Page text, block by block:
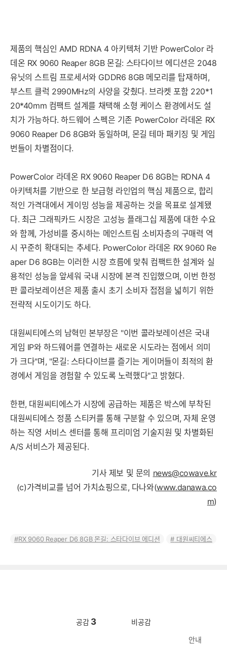
제품의 핵심인 AMD RDNA 4 아키텍처 기반 PowerColor 라
데온 RX 9060 Reaper 8GB 몬길: 스타다이브 에디션은 2048
유닛의 스트림 프로세서와 GDDR6 8GB 메모리를 탑재하며,
부스트 클럭 2990MHz의 사양을 갖췄다. 브라켓 포함 220*1
20*40mm 컴팩트 설계를 채택해 소형 케이스 환경에서도 설
치가 가능하다. 하드웨어 스펙은 기존 PowerColor 라데온 RX
9060 Reaper D6 8GB와 동일하며, 몬길 테마 패키징 및 게임
번들이 차별점이다.
PowerColor 라데온 RX 9060 Reaper D6 8GB는 RDNA 4
아키텍처를 기반으로 한 보급형 라인업의 핵심 제품으로, 합리
적인 가격대에서 게이밍 성능을 제공하는 것을 목표로 설계됐
다. 최근 그래픽카드 시장은 고성능 플래그십 제품에 대한 수요
와 함께, 가성비를 중시하는 메인스트림 소비자층의 구매력 역
시 꾸준히 확대되는 추세다. PowerColor 라데온 RX 9060 Re
aper D6 8GB는 이러한 시장 흐름에 맞춰 컴팩트한 설계와 실
용적인 성능을 앞세워 국내 시장에 본격 진입했으며, 이번 한정
판 콜라보레이션은 제품 출시 초기 소비자 접점을 넓히기 위한
전략적 시도이기도 하다.
대원씨티에스의 남혁민 본부장은 "이번 콜라보레이션은 국내
게임 IP와 하드웨어를 연결하는 새로운 시도라는 점에서 의미
가 크다"며, "몬길: 스타다이브를 즐기는 게이머들이 최적의 환
경에서 게임을 경험할 수 있도록 노력했다"고 밝혔다.
한편, 대원씨티에스가 시장에 공급하는 제품은 박스에 부착된
대원씨티에스 정품 스티커를 통해 구분할 수 있으며, 자체 운영
하는 직영 서비스 센터를 통해 프리미엄 기술지원 및 차별화된
A/S 서비스가 제공된다.
기사 제보 및 문의 news@cowave.kr
(c)가격비교를 넘어 가치쇼핑으로, 다나와(www.danawa.co
m)
RX 9060 Reaper D6 8GB 몬길: 스타다이브 에디션 대원씨티에스
공감 3 비공감
안내